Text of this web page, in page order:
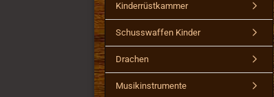
Kinderrüstkammer
Schusswaffen Kinder
Drachen
Musikinstrumente